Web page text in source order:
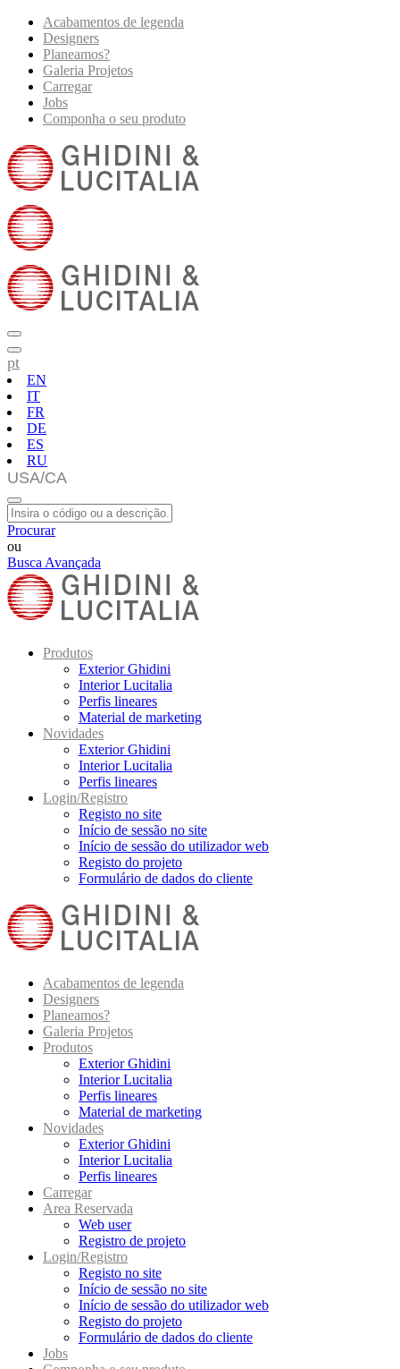
Acabamentos de legenda
Designers
Planeamos?
Galeria Projetos
Carregar
Jobs
Componha o seu produto
pt
EN
IT
FR
DE
ES
RU
Procurar
ou
Busca Avançada
Produtos
Exterior Ghidini
Interior Lucitalia
Perfis lineares
Material de marketing
Novidades
Exterior Ghidini
Interior Lucitalia
Perfis lineares
Login/Registro
Registo no site
Início de sessão no site
Início de sessão do utilizador web
Registo do projeto
Formulário de dados do cliente
Acabamentos de legenda
Designers
Planeamos?
Galeria Projetos
Produtos
Exterior Ghidini
Interior Lucitalia
Perfis lineares
Material de marketing
Novidades
Exterior Ghidini
Interior Lucitalia
Perfis lineares
Carregar
Area Reservada
Web user
Registro de projeto
Login/Registro
Registo no site
Início de sessão no site
Início de sessão do utilizador web
Registo do projeto
Formulário de dados do cliente
Jobs